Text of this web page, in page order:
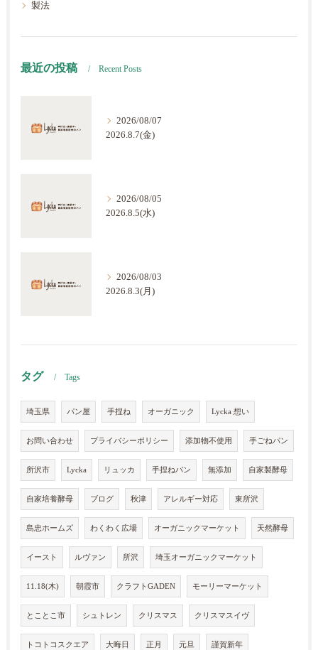
製法
最近の投稿 Recent Posts
2026/08/07
2026.8.7(金)
2026/08/05
2026.8.5(水)
2026/08/03
2026.8.3(月)
タグ Tags
埼玉県 パン屋 手捏ね オーガニック Lycka 想い
お問い合わせ プライバシーポリシー 添加物不使用 手ごねパン
所沢市 Lycka リュッカ 手捏ねパン 無添加 自家製酵母
自家培養酵母 ブログ 秋津 アレルギー対応 東所沢
島忠ホームズ わくわく広場 オーガニックマーケット 天然酵母
イースト ルヴァン 所沢 埼玉オーガニックマーケット
11.18(木) 朝霞市 クラフトGADEN モーリーマーケット
とことこ市 シュトレン クリスマス クリスマスイヴ
トコトコスクエア 大晦日 正月 元旦 謹賀新年